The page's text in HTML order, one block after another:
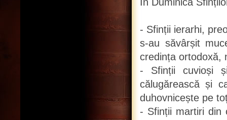
- Sfinții ierarhi,
s-au săvârșit
credința ortodoxă,
- Sfinții cuvioși
călugărească și
duhovnicește pe
- Sfinții martiri din